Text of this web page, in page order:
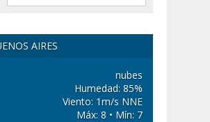
AIRES
nubes
Humedad: 85%
Viento: 1m/s NNE
Máx: 8 • Mín: 7